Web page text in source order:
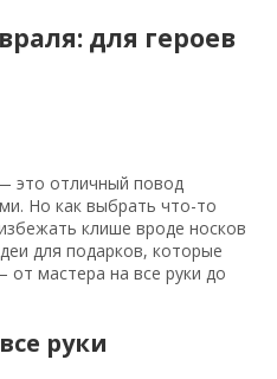
для героев
это отличный повод
Но как выбрать что-то
клише вроде носков
для подарков, которые
мастера на все руки до
руки